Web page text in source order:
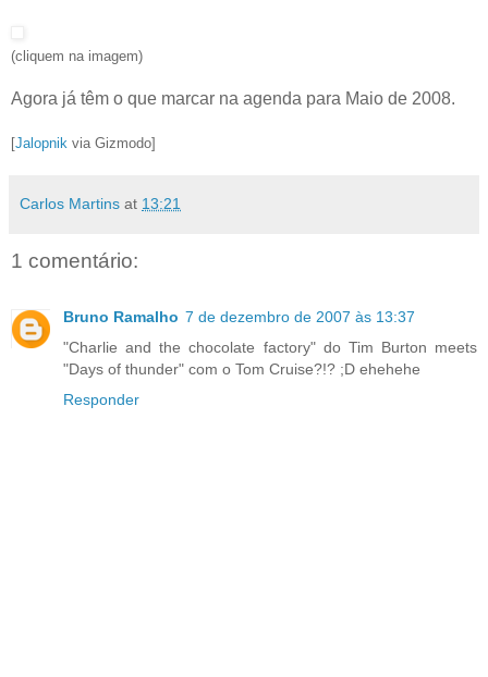
(cliquem na imagem)
Agora já têm o que marcar na agenda para Maio de 2008.
[Jalopnik via Gizmodo]
Carlos Martins at 13:21
1 comentário:
Bruno Ramalho 7 de dezembro de 2007 às 13:37
"Charlie and the chocolate factory" do Tim Burton meets
"Days of thunder" com o Tom Cruise?!? ;D ehehehe
Responder